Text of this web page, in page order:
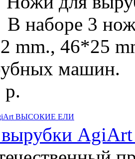
наборе 3
mm., 46*25
р.
вырубки